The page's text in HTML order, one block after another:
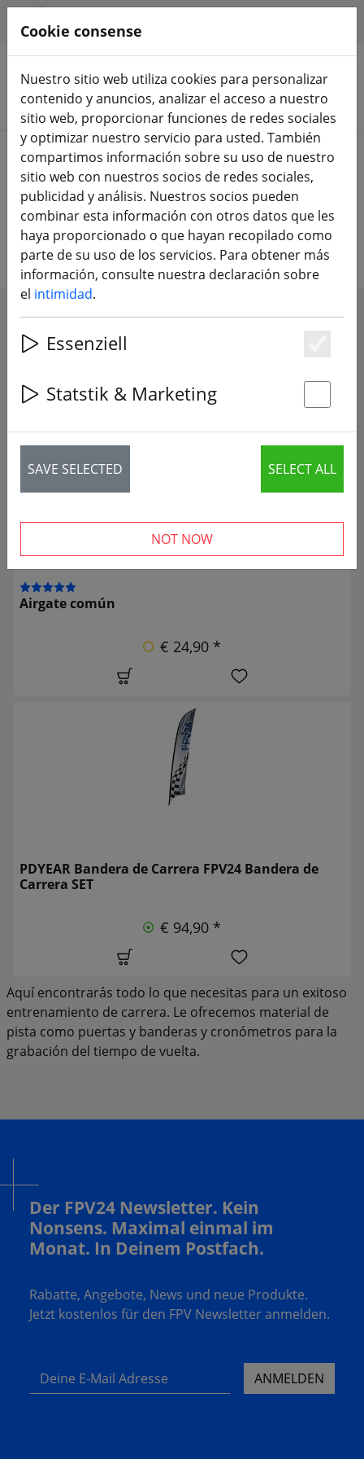
Buscar productos
Home Accesorios Circuito de carreras
Carreras de paracaidismo - goles,
banderas de todos los tamaños
SHOW FILTERS
2 articles
Airgate común
€ 24,90 *
PDYEAR Bandera de Carrera FPV24 Bandera de
Carrera SET
€ 94,90 *
Aquí encontrarás todo lo que necesitas para un exitoso
entrenamiento de carrera. Le ofrecemos material de
pista como puertas y banderas y cronómetros para la
grabación del tiempo de vuelta.
Der FPV24 Newsletter. Kein
Nonsens. Maximal einmal im
Monat. In Deinem Postfach.
Rabatte, Angebote, News und neue Produkte.
Jetzt kostenlos für den FPV Newsletter anmelden.
Deine E-Mail Adresse ANMELDEN
Cookie consense
Nuestro sitio web utiliza cookies para personalizar
contenido y anuncios, analizar el acceso a nuestro
sitio web, proporcionar funciones de redes sociales
y optimizar nuestro servicio para usted. También
compartimos información sobre su uso de nuestro
sitio web con nuestros socios de redes sociales,
publicidad y análisis. Nuestros socios pueden
combinar esta información con otros datos que les
haya proporcionado o que hayan recopilado como
parte de su uso de los servicios. Para obtener más
información, consulte nuestra declaración sobre
el intimidad.
Essenziell
Statstik & Marketing
SAVE SELECTED SELECT ALL
NOT NOW